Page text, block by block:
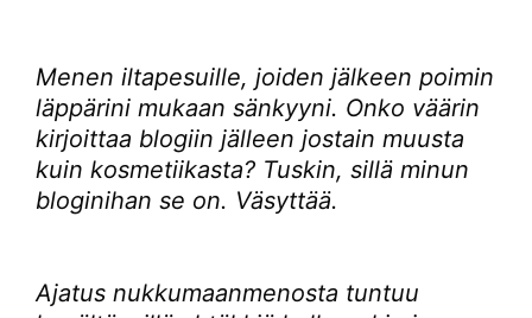
Menen iltapesuille, joiden jälkeen poimin
läppärini mukaan sänkyyni. Onko väärin
kirjoittaa blogiin jälleen jostain muusta
kuin kosmetiikasta? Tuskin, sillä minun
bloginihan se on. Väsyttää.
Ajatus nukkumaanmenosta tuntuu